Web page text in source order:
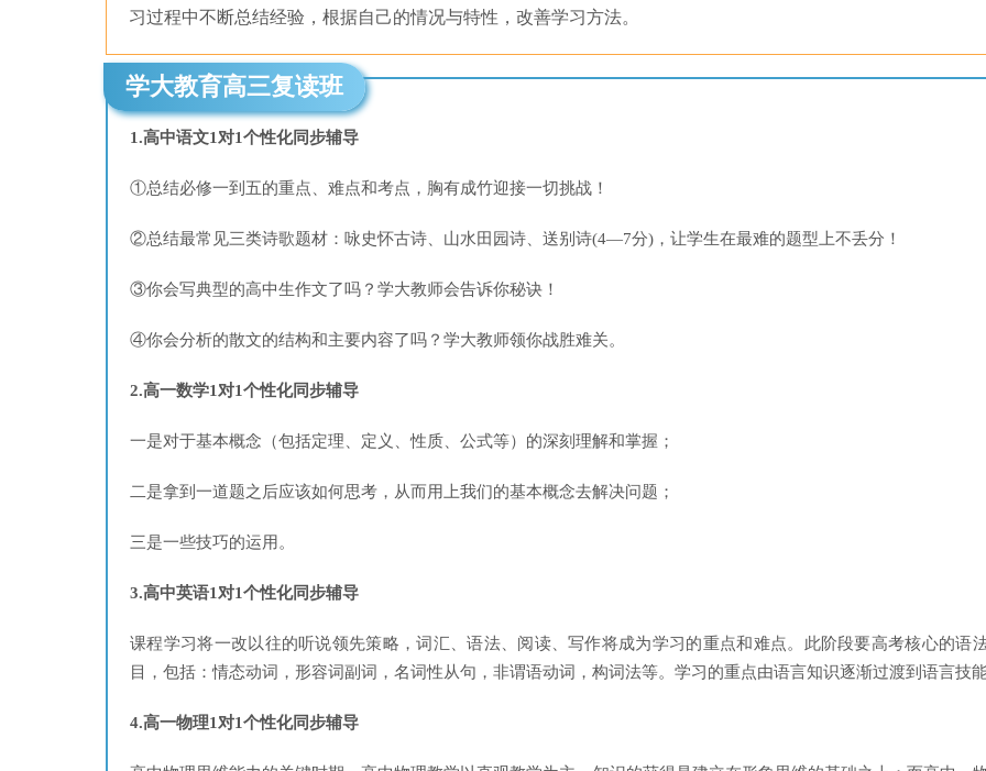
习过程中不断总结经验，根据自己的情况与特性，改善学习方法。
学大教育高三复读班
1.高中语文1对1个性化同步辅导
①总结必修一到五的重点、难点和考点，胸有成竹迎接一切挑战！
②总结最常见三类诗歌题材：咏史怀古诗、山水田园诗、送别诗(4—7分)，让学生在最难的题型上不丢分！
③你会写典型的高中生作文了吗？学大教师会告诉你秘诀！
④你会分析的散文的结构和主要内容了吗？学大教师领你战胜难关。
2.高一数学1对1个性化同步辅导
一是对于基本概念（包括定理、定义、性质、公式等）的深刻理解和掌握；
二是拿到一道题之后应该如何思考，从而用上我们的基本概念去解决问题；
三是一些技巧的运用。
3.高中英语1对1个性化同步辅导
课程学习将一改以往的听说领先策略，词汇、语法、阅读、写作将成为学习的重点和难点。此阶段要高考核心的语
目，包括：情态动词，形容词副词，名词性从句，非谓语动词，构词法等。学习的重点由语言知识逐渐过渡到语言技能
4.高一物理1对1个性化同步辅导